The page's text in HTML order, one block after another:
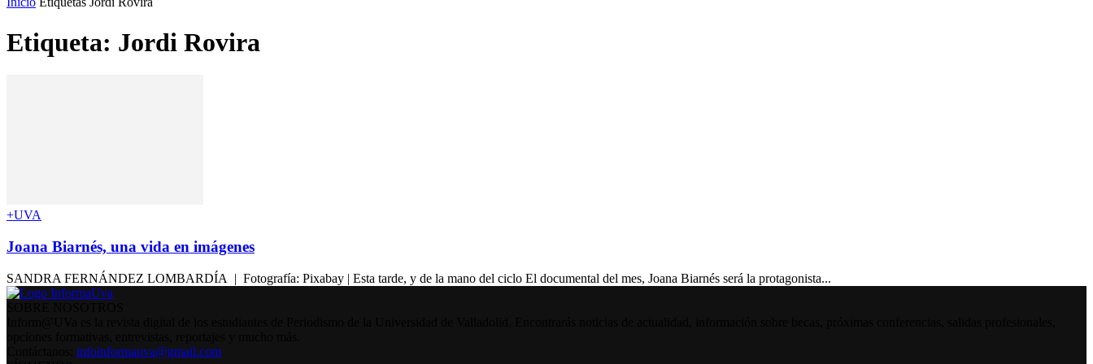
Etiqueta: Jordi Rovira
+UVA
Joana Biarnés, una vida en imágenes
SANDRA FERNÁNDEZ LOMBARDÍA | Fotografía: Pixabay | Esta tarde, y de la mano del ciclo El documental del mes, Joana Biarnés será la protagonista...
infoinformauva@gmail.com